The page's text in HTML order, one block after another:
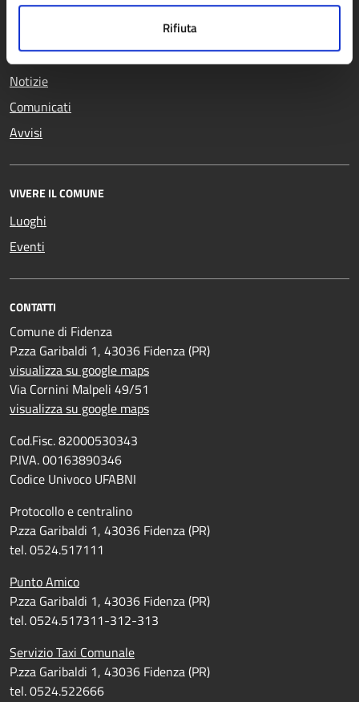
Rifiuta
NOVITÀ
Notizie
Comunicati
Avvisi
VIVERE IL COMUNE
Luoghi
Eventi
CONTATTI
Comune di Fidenza
P.zza Garibaldi 1, 43036 Fidenza (PR)
visualizza su google maps
Via Cornini Malpeli 49/51
visualizza su google maps
Cod.Fisc. 82000530343
P.IVA. 00163890346
Codice Univoco UFABNI
Protocollo e centralino
P.zza Garibaldi 1, 43036 Fidenza (PR)
tel. 0524.517111
Punto Amico
P.zza Garibaldi 1, 43036 Fidenza (PR)
tel. 0524.517311-312-313
Servizio Taxi Comunale
P.zza Garibaldi 1, 43036 Fidenza (PR)
tel. 0524.522666